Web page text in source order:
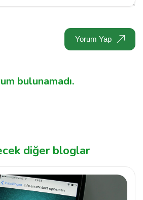
Yorum Yap
bulunamadı.
diğer bloglar